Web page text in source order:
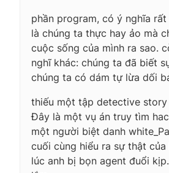
phần program, có ý nghĩa
là chúng ta thực hay ảo mà
cuộc sống của mình ra sao.
nghĩ khác: chúng ta đã biết
chúng ta có dám tự lừa dối
thiếu một tập detective story
Đây là một vụ án truy tìm
một người biệt danh
cuối cùng hiểu ra sự thật của
lúc anh bị bọn agent đuổi